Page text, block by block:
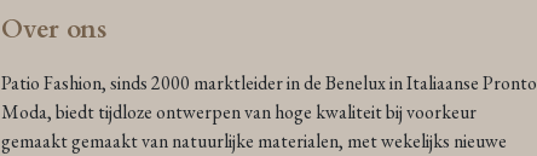
Over ons
Patio Fashion, sinds 2000 marktleider in de Benelux in Italiaanse Pronto
Moda, biedt tijdloze ontwerpen van hoge kwaliteit bij voorkeur
gemaakt gemaakt van natuurlijke materialen, met wekelijks nieuwe